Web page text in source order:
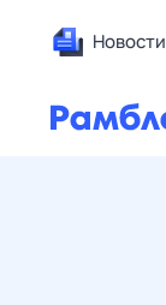
Новости